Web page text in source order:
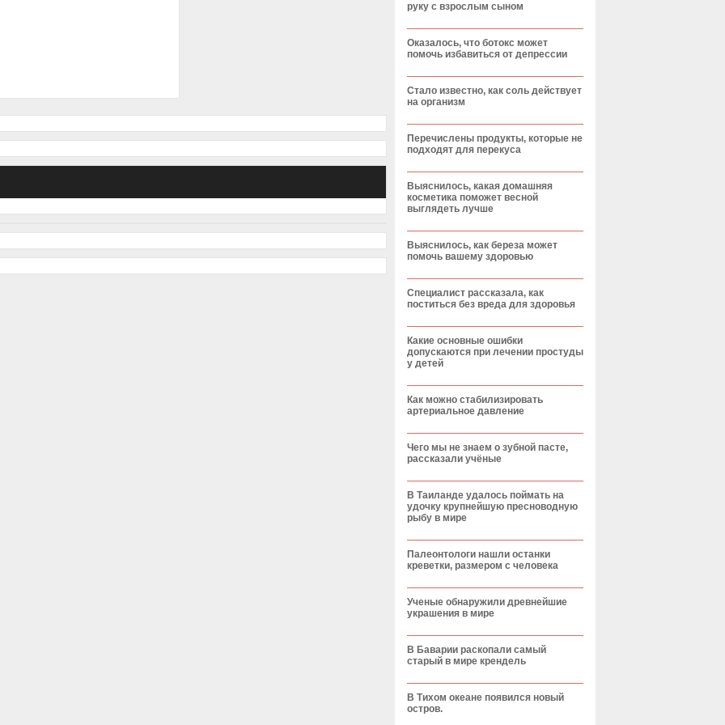
руку с взрослым сыном
Оказалось, что ботокс может
помочь избавиться от депрессии
Стало известно, как соль действует
на организм
Перечислены продукты, которые не
подходят для перекуса
Выяснилось, какая домашняя
косметика поможет весной
выглядеть лучше
Выяснилось, как береза может
помочь вашему здоровью
Специалист рассказала, как
поститься без вреда для здоровья
Какие основные ошибки
допускаются при лечении простуды
у детей
Как можно стабилизировать
артериальное давление
Чего мы не знаем о зубной пасте,
рассказали учёные
В Таиланде удалось поймать на
удочку крупнейшую пресноводную
рыбу в мире
Палеонтологи нашли останки
креветки, размером с человека
Ученые обнаружили древнейшие
украшения в мире
В Баварии раскопали самый
старый в мире крендель
В Тихом океане появился новый
остров.